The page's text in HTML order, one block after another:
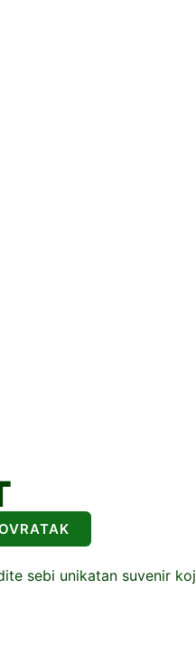
sebi unikatan suvenir